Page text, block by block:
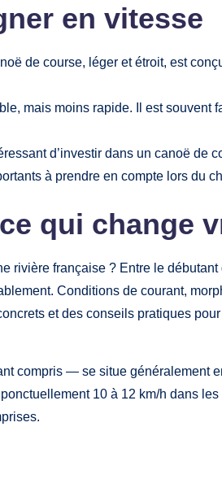
en vitesse
de course, léger et étroit, est
mais moins rapide. Il est
d’investir dans un canoë de
à prendre en compte lors du
qui change
rivière française ? Entre le
Conditions de courant,
et des conseils pratiques
compris — se situe généralement
10 à 12 km/h dans